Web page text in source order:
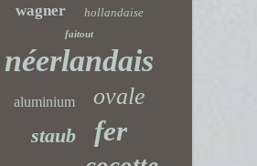
wagner hollandaise
faitout
néerlandais
aluminium ovale
staub fer